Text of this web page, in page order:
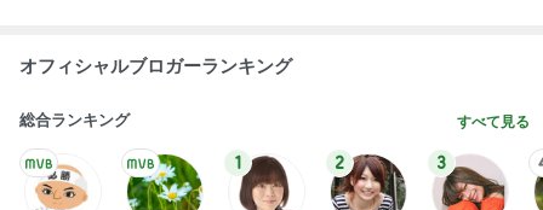
オフィシャルブロガーランキング
総合ランキング すべて見る
1 2 3